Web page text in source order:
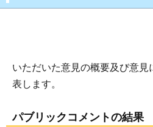
いただいた意見の概要及び意見
表します。
パブリックコメントの結果